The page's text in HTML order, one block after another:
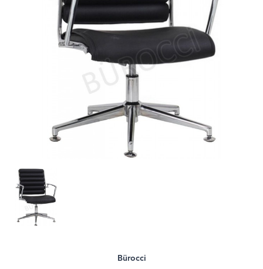
Bürocci